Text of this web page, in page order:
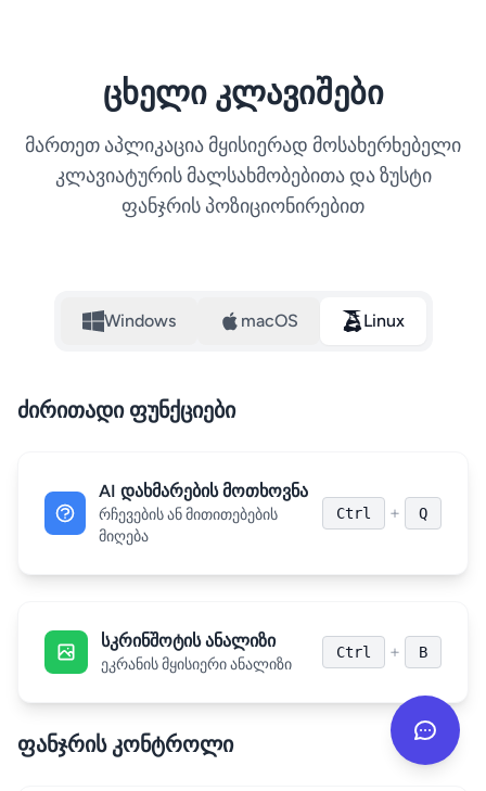
ცხელი კლავიშები
მართეთ აპლიკაცია მყისიერად მოსახერხებელი
კლავიატურის მალსახმობებითა და ზუსტი
ფანჯრის პოზიციონირებით
Windows macOS Linux
ძირითადი ფუნქციები
AI დახმარების მოთხოვნა
რჩევების ან მითითებების
მიღება
Ctrl + Q
სკრინშოტის ანალიზი
ეკრანის მყისიერი ანალიზი
Ctrl + B
ფანჯრის კონტროლი